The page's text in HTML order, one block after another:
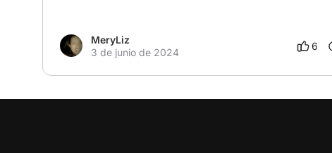
MeryLiz
3 de junio de 2024
6